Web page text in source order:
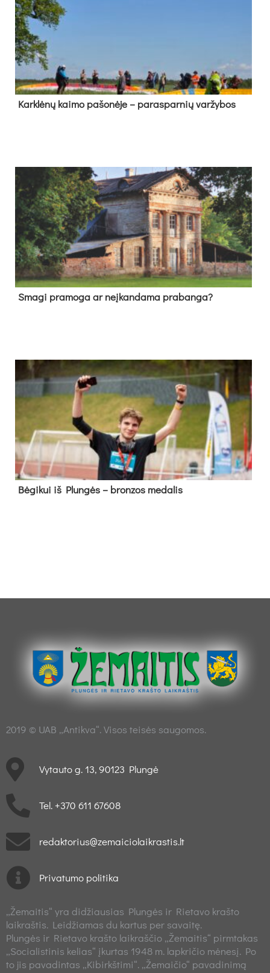
Kark­lė­nų kai­mo pa­šo­nė­je – pa­ras­par­nių var­žy­bos
Sma­gi pra­mo­ga ar neį­kan­da­ma pra­ban­ga?
Bė­gi­kui iš Plun­gės – bron­zos me­da­lis
2019 © UAB „Antikva“. Visos teisės saugomos.
Vytauto g. 13, 90123 Plungė
Tel. +370 611 67608
redaktorius@zemaiciolaikrastis.lt
Privatumo politika
„Žemaitis“ yra didžiausias Plungės ir Rietavo krašto
laikraštis. Leidžiamas du kartus per savaitę.
Plungės ir Rietavo krašto laikraščio „Žemaitis“ pirmtakas
„Socialistinis kelias“ įkurtas 1948 m. lapkričio mėnesį. Po
to jis pavadintas „Kibirkštimi“. „Žemaičio“ pavadinimą